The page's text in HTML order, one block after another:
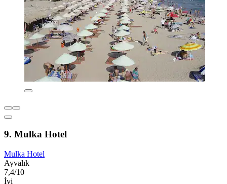
9. Mulka Hotel
Mulka Hotel
Ayvalık
7,4/10
İyi